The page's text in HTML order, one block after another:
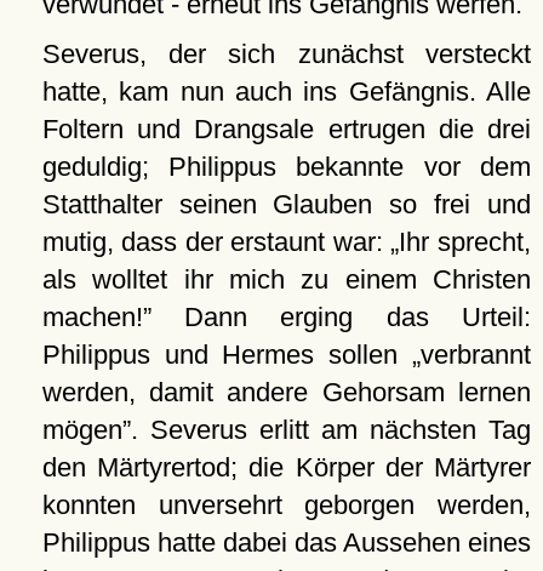
Severus, der sich zunächst versteckt
hatte, kam nun auch ins Gefängnis. Alle
Foltern und Drangsale ertrugen die drei
geduldig; Philippus bekannte vor dem
Statthalter seinen Glauben so frei und
mutig, dass der erstaunt war: Ihr sprecht,
als wolltet ihr mich zu einem Christen
machen! Dann erging das Urteil:
Philippus und Hermes sollen
verbrannt
werden, damit andere Gehorsam lernen
mögen . Severus erlitt am nächsten Tag
den Märtyrertod; die Körper der Märtyrer
konnten unversehrt geborgen werden,
Philippus hatte dabei das Aussehen eines